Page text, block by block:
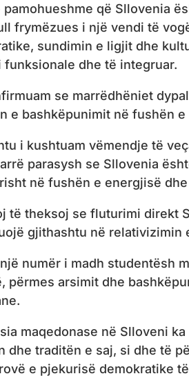
pamohueshme që Sllovenia
frymëzues i një vendi të
sundimin e ligjit dhe
funksionale dhe të integruar.
se marrëdhëniet
e bashkëpunimit në fushën
i kushtuam vëmendje të
parasysh se Sllovenia
në fushën e energjisë
të theksoj se fluturimi direkt
gjithashtu në relativizimin
numër i madh studentësh
përmes arsimit dhe
maqedonase në Slloveni
dhe traditën e saj, si dhe të
e pjekurisë demokratike